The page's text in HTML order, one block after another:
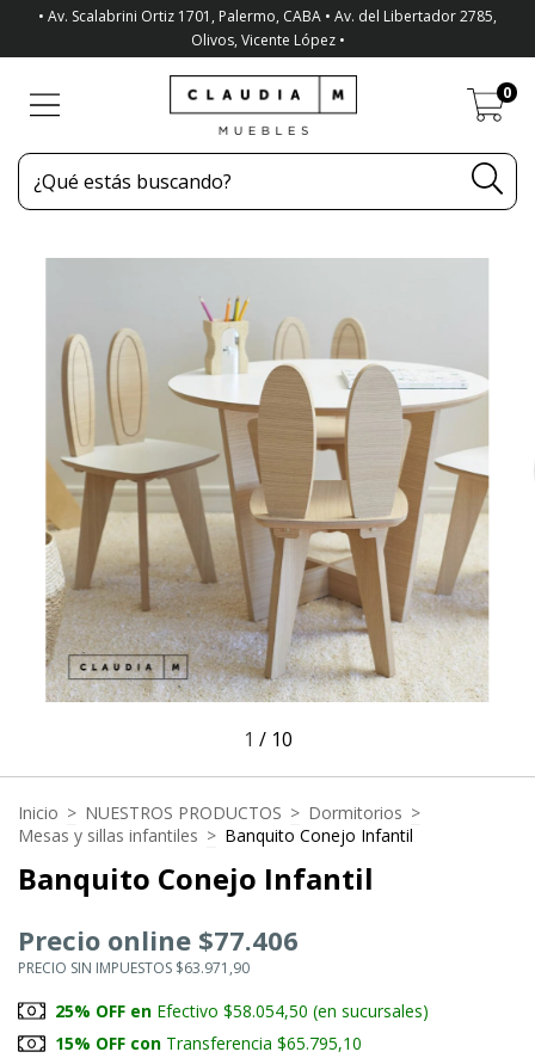
• Av. Scalabrini Ortiz 1701, Palermo, CABA • Av. del Libertador 2785,
Olivos, Vicente López •
0
1 / 10
Inicio > NUESTROS PRODUCTOS > Dormitorios >
Mesas y sillas infantiles > Banquito Conejo Infantil
Banquito Conejo Infantil
Precio online $77.406
PRECIO SIN IMPUESTOS $63.971,90
25% OFF en Efectivo $58.054,50 (en sucursales)
15% OFF con Transferencia $65.795,10